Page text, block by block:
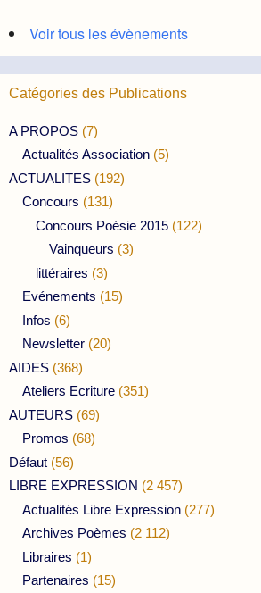
Voir tous les évènements
Catégories des Publications
A PROPOS (7)
Actualités Association (5)
ACTUALITES (192)
Concours (131)
Concours Poésie 2015 (122)
Vainqueurs (3)
littéraires (3)
Evénements (15)
Infos (6)
Newsletter (20)
AIDES (368)
Ateliers Ecriture (351)
AUTEURS (69)
Promos (68)
Défaut (56)
LIBRE EXPRESSION (2 457)
Actualités Libre Expression (277)
Archives Poèmes (2 112)
Libraires (1)
Partenaires (15)